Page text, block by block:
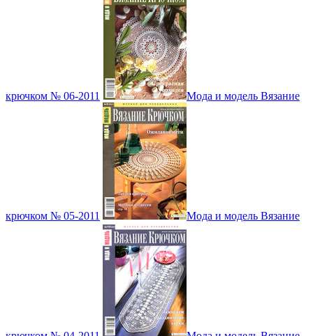
крючком № 06-2011 Мода и модель Вязание
крючком № 05-2011 Мода и модель Вязание